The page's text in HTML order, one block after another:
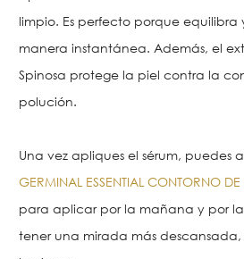
limpio. Es perfecto porque
manera instantánea. Además, el
Spinosa protege la piel contra la
polución.
Una vez apliques el sérum, puedes
GERMINAL ESSENTIAL CONTORNO
para aplicar por la mañana y por
tener una mirada más